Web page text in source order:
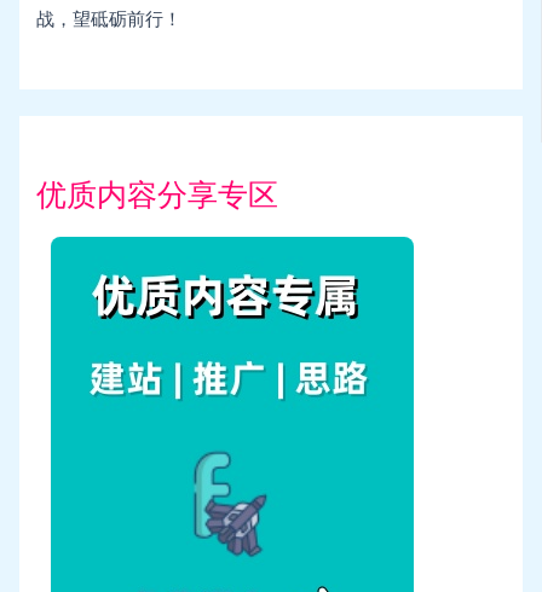
战，望砥砺前行！
优质内容分享专区